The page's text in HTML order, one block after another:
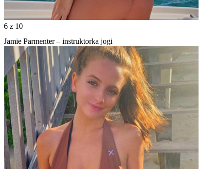
6 z 10
Jamie Parmenter – instruktorka jogi